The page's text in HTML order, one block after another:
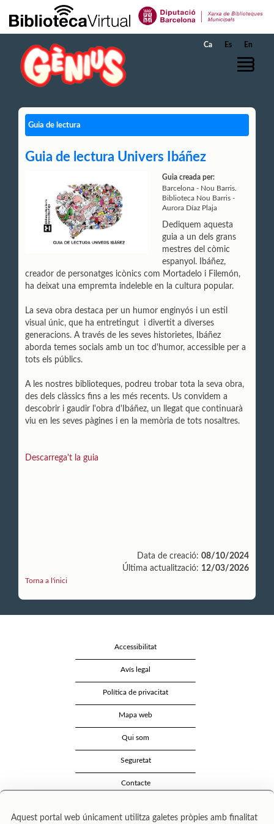
Salta al contingut principal
Ca Es En
Guia de lectura
Guia de lectura Univers Ibáñez
Guia creada per:
Barcelona - Nou Barris.
Biblioteca Nou Barris -
Aurora Díaz Plaja
Dediquem aquesta
guia a un dels grans
mestres del còmic
espanyol. Ibáñez,
creador de personatges icònics com Mortadelo i Filemón,
ha deixat una empremta indeleble en la cultura popular.
La seva obra destaca per un humor enginyós i un estil
visual únic, que ha entretingut i divertit a diverses
generacions. A través de les seves historietes, Ibáñez
aborda temes socials amb un toc d'humor, accessible per a
tots els públics.
A les nostres biblioteques, podreu trobar tota la seva obra,
des dels clàssics fins a les més recents. Us convidem a
descobrir i gaudir l'obra d'Ibáñez, un llegat que continuarà
viu en les seves pàgines i en la memòria de tots nosaltres.
Descarrega't la guia
Data de creació: 08/10/2024
Última actualització: 12/03/2026
Torna a l'inici
Accessibilitat
Avís legal
Política de privacitat
Mapa web
Qui som
Seguretat
Contacte
Aquest portal web únicament utilitza galetes pròpies amb finalitat